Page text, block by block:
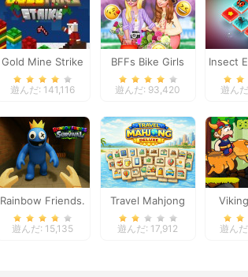
Gold Mine Strike
Christmas
遊んだ: 141,116
BFFs Bike Girls
遊んだ: 93,420
Insect
遊ん
Rainbow Friends.
Survival
遊んだ: 15,135
Travel Mahjong
Deluxe
遊んだ: 17,912 遊ん